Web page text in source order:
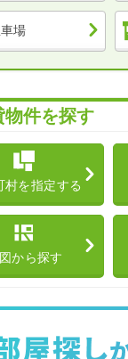
場
物件を探す
村を指定する
から探す